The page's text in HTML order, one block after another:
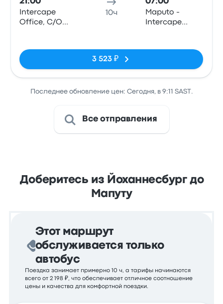
Intercape
Office, C/O
Street
(Johannesburg
10ч
Maputo -
Intercape
3 523 ₽
Последнее обновление цен: Сегодня, в 9:11 SAST.
Все отправления
Доберитесь из Йоханнесбург до
Мапуту
Этот маршрут
обслуживается только
автобус
Поездка занимает примерно 10 ч, а тарифы начинаются
всего от 2 198 ₽, что обеспечивает отличное соотношение
цены и качества для комфортной поездки.